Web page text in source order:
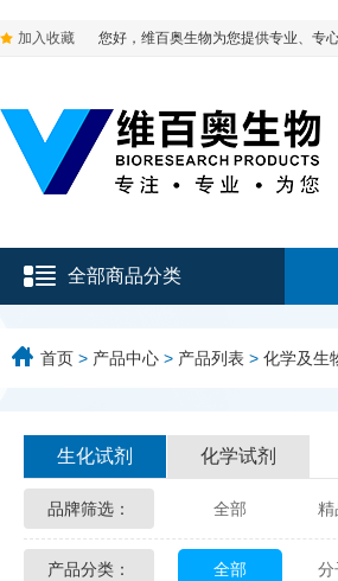
加入收藏 您好，维百奥生物为您提供专业、专
全部商品分类
首页 > 产品中心 > 产品列表 > 化学及生
生化试剂 化学试剂
品牌筛选： 全部 精
Glycon Biochem
产品分类： 全部 分